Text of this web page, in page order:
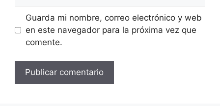
Guarda mi nombre, correo electrónico y web
en este navegador para la próxima vez que
comente.